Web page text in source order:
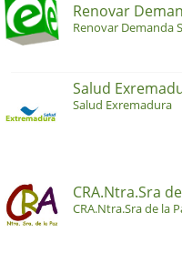
Renovar
Renovar Demanda
Salud
Salud Exremadura
CRA.Ntra.Sra
CRA.Ntra.Sra de la